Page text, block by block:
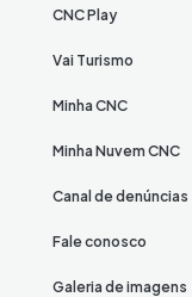
CNC Play
Vai Turismo
Minha CNC
Minha Nuvem CNC
Canal de denúncias
Fale conosco
Galeria de imagens